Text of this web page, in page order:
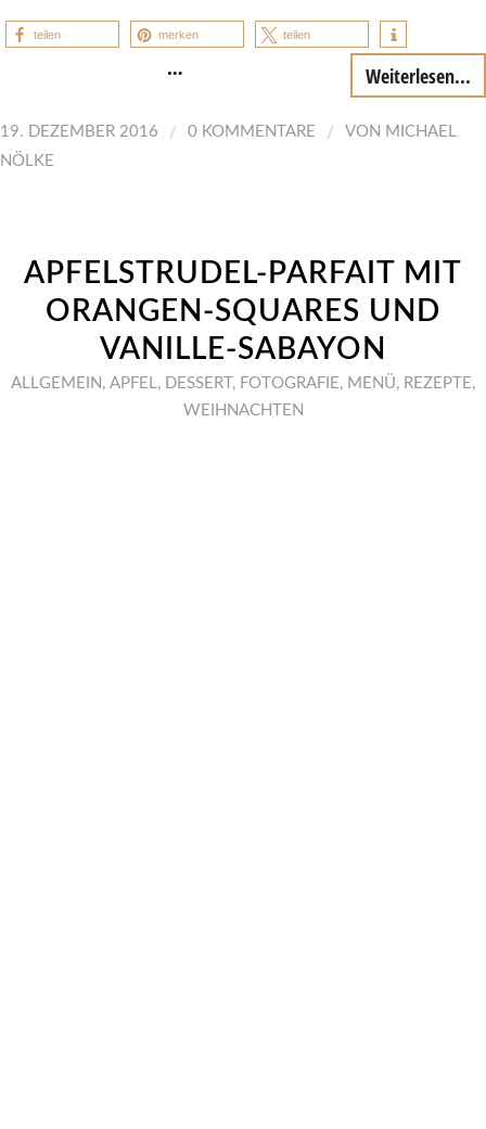
teilen merken teilen
… Weiterlesen...
19. DEZEMBER 2016 / 0 KOMMENTARE / VON MICHAEL
NÖLKE
APFELSTRUDEL-PARFAIT MIT
ORANGEN-SQUARES UND
VANILLE-SABAYON
ALLGEMEIN , APFEL, DESSERT, FOTOGRAFIE, MENÜ, REZEPTE,
WEIHNACHTEN